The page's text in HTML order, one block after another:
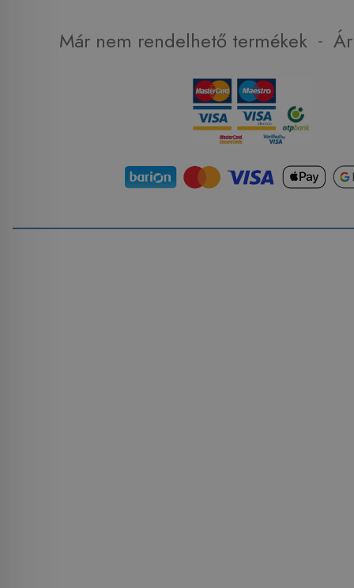
Már nem rendelhető termékek -